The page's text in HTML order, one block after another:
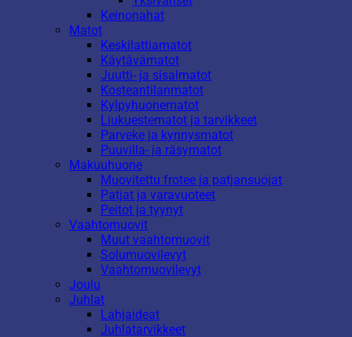
Keinonahat
Matot
Keskilattiamatot
Käytävämatot
Juutti- ja sisalmatot
Kosteantilanmatot
Kylpyhuonematot
Liukuestematot ja tarvikkeet
Parveke ja kynnysmatot
Puuvilla- ja räsymatot
Makuuhuone
Muovitettu frotee ja patjansuojat
Patjat ja varavuoteet
Peitot ja tyynyt
Vaahtomuovit
Muut vaahtomuovit
Solumuovilevyt
Vaahtomuovilevyt
Joulu
Juhlat
Lahjaideat
Juhlatarvikkeet